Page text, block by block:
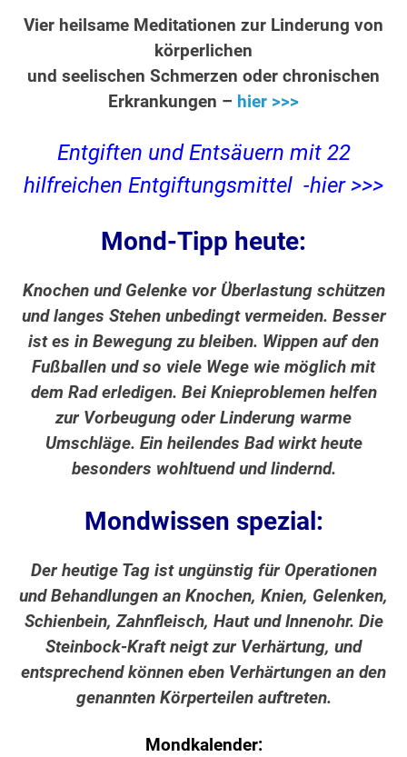
Vier heilsame Meditationen zur Linderung von
körperlichen
und seelischen Schmerzen oder chronischen
Erkrankungen – hier >>>
Entgiften und Entsäuern mit 22
hilfreichen Entgiftungsmittel -hier >>>
Mond-Tipp heute:
Knochen und Gelenke vor Überlastung schützen
und langes Stehen unbedingt vermeiden. Besser
ist es in Bewegung zu bleiben. Wippen auf den
Fußballen und so viele Wege wie möglich mit
dem Rad erledigen. Bei Knieproblemen helfen
zur Vorbeugung oder Linderung warme
Umschläge. Ein heilendes Bad wirkt heute
besonders wohltuend und lindernd.
Mondwissen spezial:
Der heutige Tag ist ungünstig für Operationen
und Behandlungen an Knochen, Knien, Gelenken,
Schienbein, Zahnfleisch, Haut und Innenohr. Die
Steinbock-Kraft neigt zur Verhärtung, und
entsprechend können eben Verhärtungen an den
genannten Körperteilen auftreten.
Mondkalender: